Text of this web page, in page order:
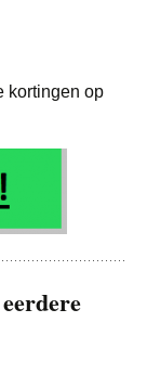
kortingen op